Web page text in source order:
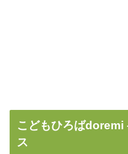
こどもひろばdoremi
ス